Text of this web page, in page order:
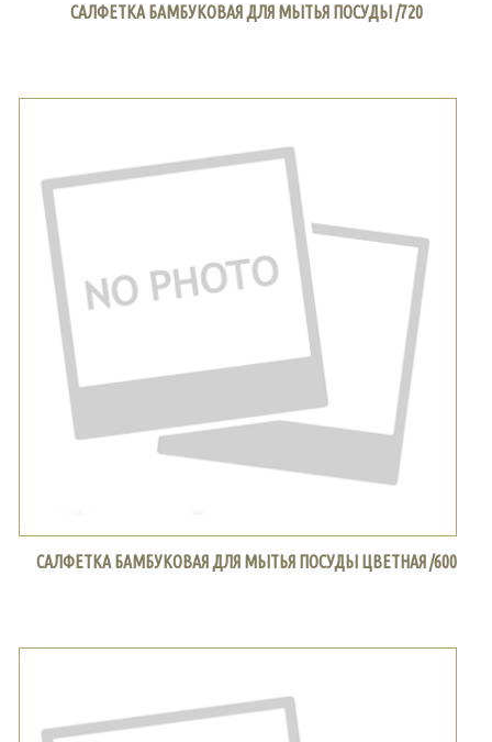
САЛФЕТКА БАМБУКОВАЯ ДЛЯ МЫТЬЯ ПОСУДЫ /720
САЛФЕТКА БАМБУКОВАЯ ДЛЯ МЫТЬЯ ПОСУДЫ ЦВЕТНАЯ /600